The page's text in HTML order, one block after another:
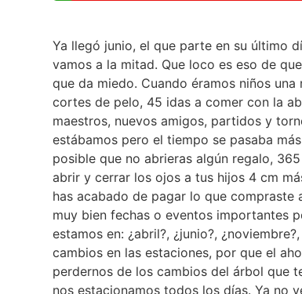
Ya llegó junio, el que parte en su último
vamos a la mitad. Que loco es eso de
que da miedo. Cuando éramos niños
cortes de pelo, 45 idas a comer con la
maestros, nuevos amigos, partidos y
estábamos pero el tiempo se pasaba
posible que no abrieras algún regalo,
abrir y cerrar los ojos a tus hijos 4 cm
has acabado de pagar lo que compraste
muy bien fechas o eventos importantes
estamos en: ¿abril?, ¿junio?,
cambios en las estaciones, por que el
perdernos de los cambios del árbol que
nos estacionamos todos los días. Ya no